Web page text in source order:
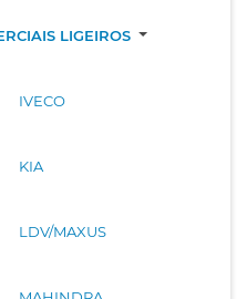
LIGEIROS
IVECO
KIA
LDV/MAXUS